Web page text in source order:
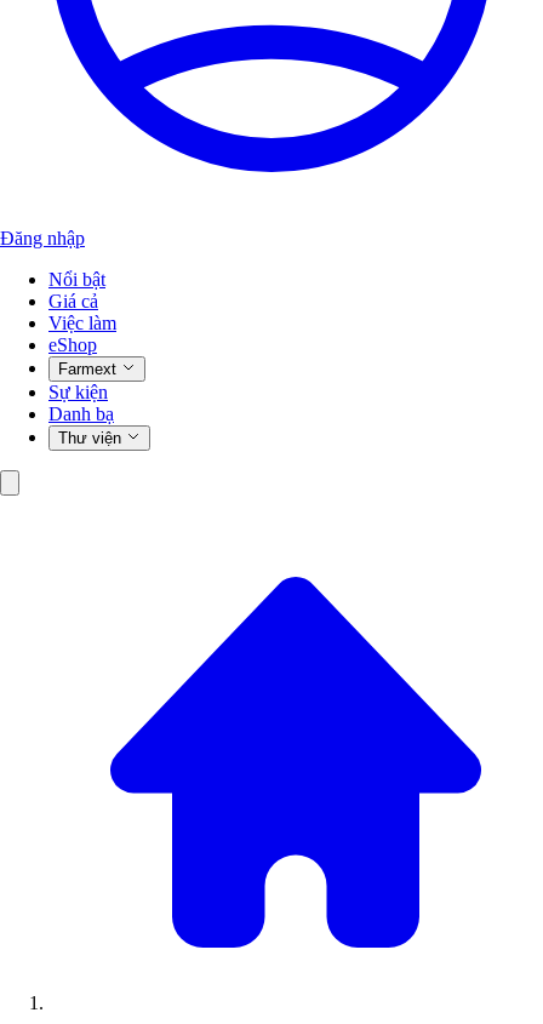
Đăng nhập
Nổi bật
Giá cả
Việc làm
eShop
Farmext
Sự kiện
Danh bạ
Thư viện